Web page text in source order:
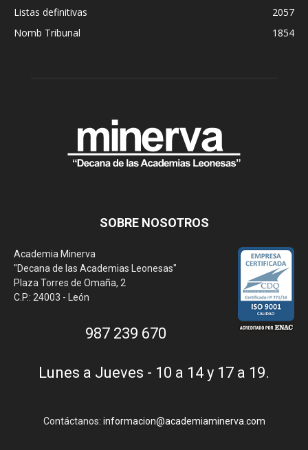
Listas definitivas
2057
Nomb Tribunal
1854
SOBRE NOSOTROS
Academia Minerva
"Decana de las Academias Leonesas"
Plaza Torres de Omaña, 2
C.P.: 24003 - León
987 239 670
Lunes a Jueves - 10 a 14 y 17 a 19.
Contáctanos: informacion@academiaminerva.com